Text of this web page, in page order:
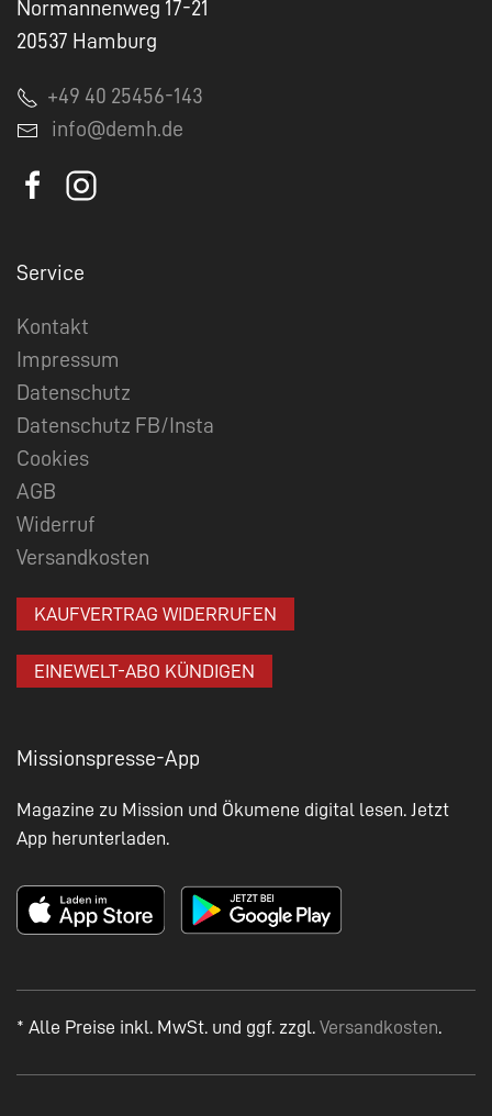
Normannenweg 17-21
20537 Hamburg
+49 40 25456-143
info@demh.de
Service
Kontakt
Impressum
Datenschutz
Datenschutz FB/Insta
Cookies
AGB
Widerruf
Versandkosten
KAUFVERTRAG WIDERRUFEN
EINEWELT-ABO KÜNDIGEN
Missionspresse-App
Magazine zu Mission und Ökumene digital lesen. Jetzt
App herunterladen.
* Alle Preise inkl. MwSt. und ggf. zzgl. Versandkosten.